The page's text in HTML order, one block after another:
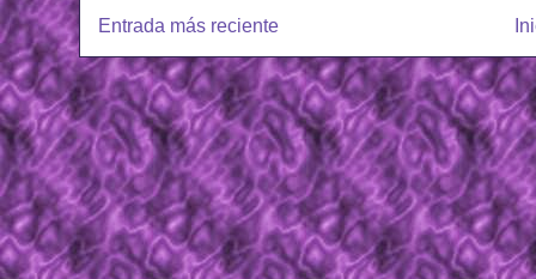
Entrada más reciente